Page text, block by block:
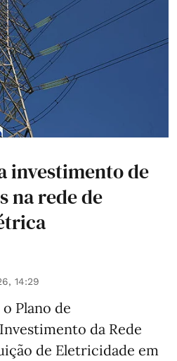
investimento de
na rede de
14:29
Plano de
da Rede
de Eletricidade em